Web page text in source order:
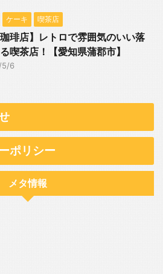
ケーキ 喫茶店
珈琲店】レトロで雰囲気のいい落
喫茶店！【愛知県蒲郡市】
5/6
ポリシー
メタ情報